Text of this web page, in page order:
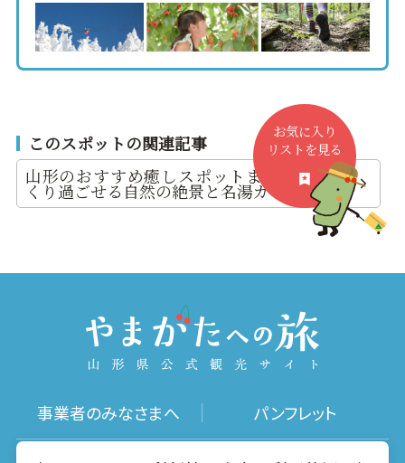
このスポットの関連記事
山形のおすすめ癒しスポットまとめ｜ゆっ
くり過ごせる自然の絶景と名湯ガイド
お気に入り
リストを見る
事業者のみなさまへ パンフレット